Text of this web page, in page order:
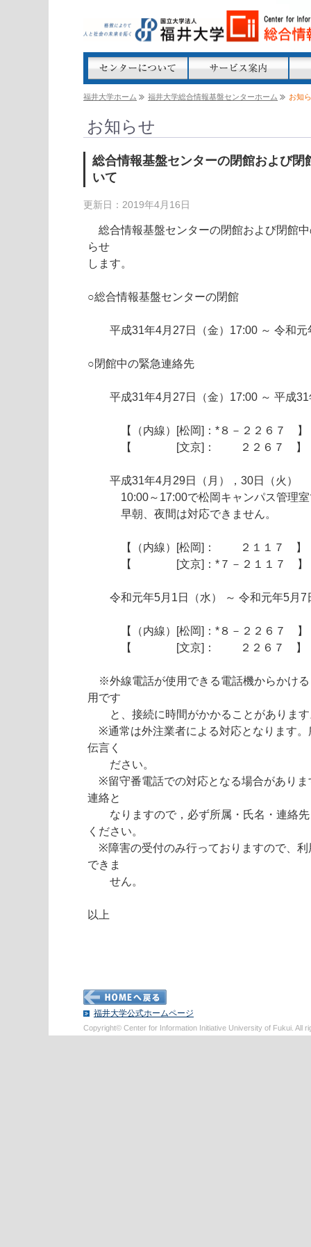
福井大学ホーム 福井大学総合情報基盤センターホーム お知
お知らせ
総合情報基盤センターの閉館および閉
いて
更新日：2019年4月16日
総合情報基盤センターの閉館および閉館
らせ
します。
○総合情報基盤センターの閉館
平成31年4月27日（金）17:00 ～ 令和元
○閉館中の緊急連絡先
平成31年4月27日（金）17:00 ～ 平成31
【（内線）[松岡]：*８－２２６７ 】
【 [文京]： ２２６７ 】
平成31年4月29日（月），30日（火）
10:00～17:00で松岡キャンパス管理室
早朝、夜間は対応できません。
【（内線）[松岡]： ２１１７ 】
【 [文京]：*７－２１１７ 】
令和元年5月1日（水） ～ 令和元年5月7
【（内線）[松岡]：*８－２２６７ 】
【 [文京]： ２２６７ 】
※外線電話が使用できる電話機からかけ
用です
と、接続に時間がかかることがあります
※通常は外注業者による対応となります。
伝言く
ださい。
※留守番電話での対応となる場合がありま
連絡と
なりますので，必ず所属・氏名・連絡先
ください。
※障害の受付のみ行っておりますので、利
できま
せん。
以上
福井大学公式ホームページ
Copyright© Center for Information Initiative University of Fukui. All